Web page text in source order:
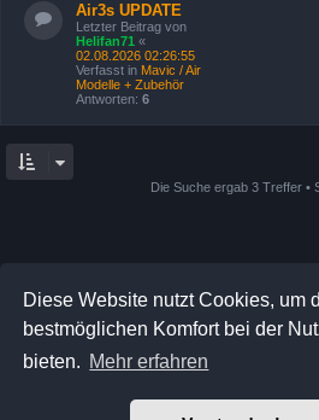
Diese Website nutzt Cookies, um
bestmöglichen Komfort bei der
bieten. Mehr erfahren
Air3s UPDATE
Letzter Beitrag von
Helifan71 «
02.08.2026 02:26:55
Verfasst in Mavic / Air
Modelle + Zubehör
Antworten: 6
Die Suche ergab 3 Treffer •
Board Magic Powered by
Powered byphpBB® Forum